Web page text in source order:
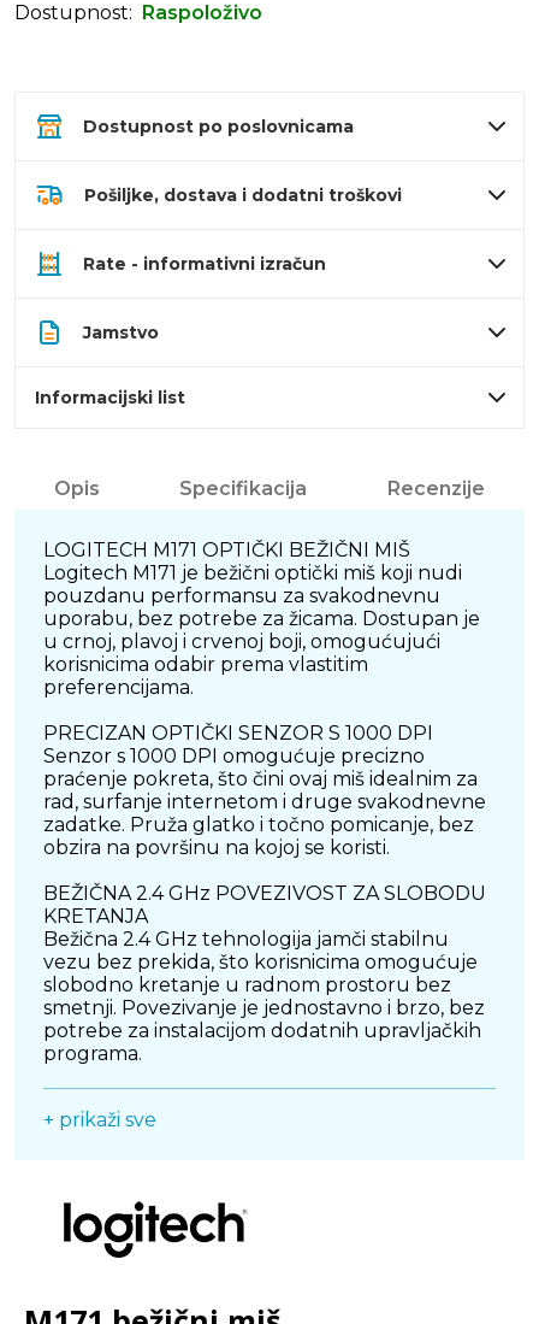
Dostupnost:
Raspoloživo
Dostupnost po poslovnicama
Pošiljke, dostava i dodatni troškovi
Rate - informativni izračun
Jamstvo
Informacijski list
Opis Specifikacija Recenzije
LOGITECH M171 OPTIČKI BEŽIČNI MIŠ
Logitech M171 je bežični optički miš koji nudi
pouzdanu performansu za svakodnevnu
uporabu, bez potrebe za žicama. Dostupan je
u crnoj, plavoj i crvenoj boji, omogućujući
korisnicima odabir prema vlastitim
preferencijama.
PRECIZAN OPTIČKI SENZOR S 1000 DPI
Senzor s 1000 DPI omogućuje precizno
praćenje pokreta, što čini ovaj miš idealnim za
rad, surfanje internetom i druge svakodnevne
zadatke. Pruža glatko i točno pomicanje, bez
obzira na površinu na kojoj se koristi.
BEŽIČNA 2.4 GHz POVEZIVOST ZA SLOBODU
KRETANJA
Bežična 2.4 GHz tehnologija jamči stabilnu
vezu bez prekida, što korisnicima omogućuje
slobodno kretanje u radnom prostoru bez
smetnji. Povezivanje je jednostavno i brzo, bez
potrebe za instalacijom dodatnih upravljačkih
programa.
DIZAJN
omogućuje dugotrajan rad bez nelagode,
čineći ga savršenim izborom za korisnike koji
puno vremena provode na računaru.
TRAJANJE BATERIJE DO 12 MJESECI
+ prikaži sve